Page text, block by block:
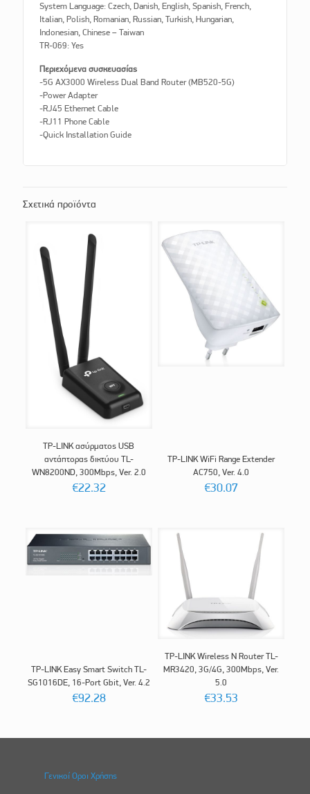
System Language: Czech, Danish, English, Spanish, French,
Italian, Polish, Romanian, Russian, Turkish, Hungarian,
Indonesian, Chinese – Taiwan
TR-069: Yes
Περιεχόμενα συσκευασίας
-5G AX3000 Wireless Dual Band Router (MB520-5G)
-Power Adapter
-RJ45 Ethernet Cable
-RJ11 Phone Cable
-Quick Installation Guide
Σχετικά προϊόντα
TP-LINK ασύρματος USB
αντάπτορας δικτύου TL-
WN8200ND, 300Mbps, Ver. 2.0
€22.32
TP-LINK WiFi Range Extender
AC750, Ver. 4.0
€30.07
TP-LINK Easy Smart Switch TL-
SG1016DE, 16-Port Gbit, Ver. 4.2
€92.28
TP-LINK Wireless N Router TL-
MR3420, 3G/4G, 300Mbps, Ver.
5.0
€33.53
Γενικοί Οροι Χρήσης